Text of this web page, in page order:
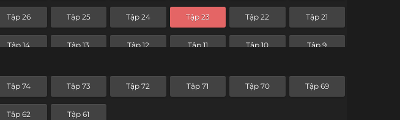
Tập 26 Tập 25 Tập 24 Tập 23 Tập 22 Tập 21
Tập 14 Tập 13 Tập 12 Tập 11 Tập 10 Tập 9
Tập 74 Tập 73 Tập 72 Tập 71 Tập 70 Tập 69
Tập 62 Tập 61